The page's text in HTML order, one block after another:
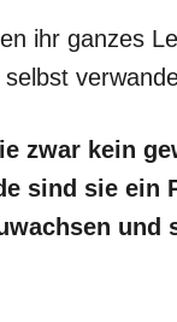
ihr ganzes
zwar kein
sind sie ein
und